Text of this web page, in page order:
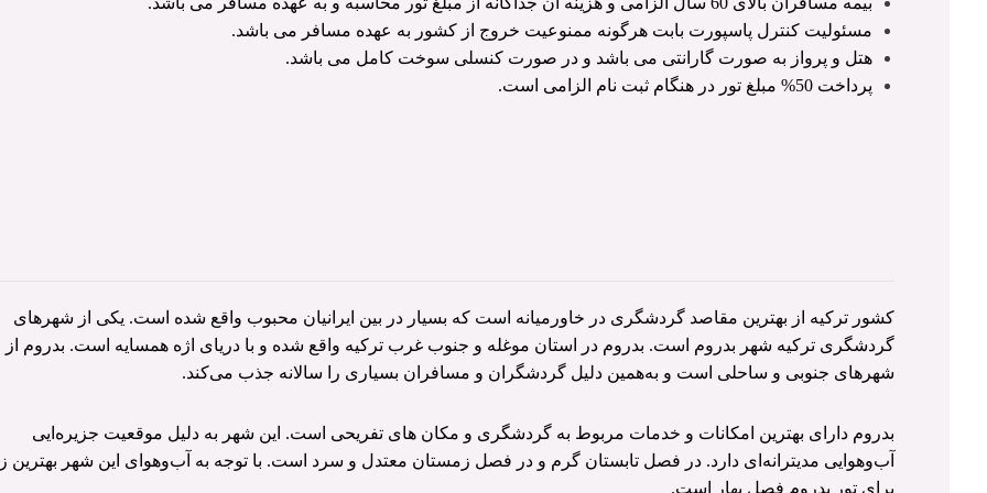
مسئولیت کنترل پاسپورت بابت هرگونه ممنوعیت خروج از کشور به عهده مسافر می باشد.
هتل و پرواز به صورت گارانتی می باشد و در صورت کنسلی سوخت کامل می باشد.
پرداخت 50% مبلغ تور در هنگام ثبت نام الزامی است.
کشور ترکیه از بهترین مقاصد گردشگری در خاورمیانه است که بسیار در بین ایرانیان محبوب واقع شده است. یکی از شهرهای
گردشگری ترکیه شهر بدروم است. بدروم در استان موغله و جنوب غرب ترکیه واقع شده و با دریای اژه همسایه است. بدروم از
شهرهای جنوبی و ساحلی است و به‌همین دلیل گردشگران و مسافران بسیاری را سالانه جذب می‌کند.
بدروم دارای بهترین امکانات و خدمات مربوط به گردشگری و مکان های تفریحی است. این شهر به ‌دلیل موقعیت جزیره‌ایی
آب‌وهوایی مدیترانه‌ای دارد. در فصل تابستان گرم و در فصل زمستان معتدل و سرد است. با توجه به آب‌وهوای این شهر بهترین
برای تور بدروم فصل بهار است.